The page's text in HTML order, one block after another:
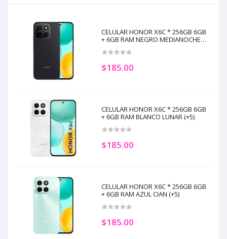
CELULAR HONOR X6C * 256GB 6GB
+ 6GB RAM NEGRO MEDIANOCHE
$185.00
CELULAR HONOR X6C * 256GB 6GB
+ 6GB RAM BLANCO LUNAR (+5)
$185.00
CELULAR HONOR X6C * 256GB 6GB
+ 6GB RAM AZUL CIAN (+5)
$185.00